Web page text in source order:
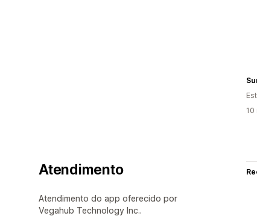
10
Atendimento
Atendimento do app oferecido por
Vegahub Technology Inc..